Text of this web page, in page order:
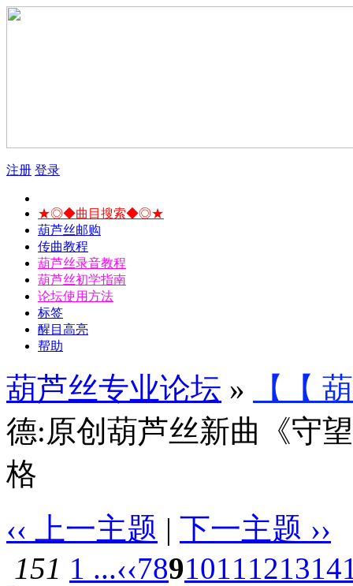
注册 登录
★◎◆曲目搜索◆◎★
葫芦丝邮购
传曲教程
葫芦丝录音教程
葫芦丝初学指南
论坛使用方法
标签
醒目高亮
帮助
葫芦丝专业论坛 »
【【
德:原创葫芦丝新曲《守
格
‹‹ 上一主题 | 下一主题 ››
151 1 ...‹‹7891011121314